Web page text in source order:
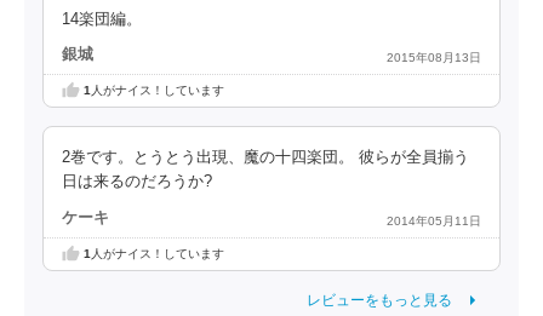
14楽団編。
銀城 2015年08月13日
1人がナイス！しています
2巻です。とうとう出現、魔の十四楽団。 彼らが全員揃う
日は来るのだろうか?
ケーキ 2014年05月11日
1 人がナイス！しています
レビューをもっと見る